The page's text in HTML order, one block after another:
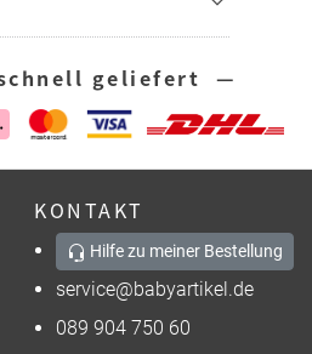
geliefert —
KONTAKT
Hilfe zu meiner Bestellung
service@babyartikel.de
089 904 750 60